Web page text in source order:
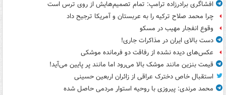
افشاگری برادرزاده ترامپ: تمام تصمیم‌هایش از روی ترس است
چرا محمد صلاح ترکیه را به عربستان و آمریکا ترجیح داد
وقوع انفجار مهیب در مسکو
دست بالای ایران در مذاکرات جاری!
عکس‌های دیده نشده از رفاقت دو فرمانده‌ موشکی
قیمت بنزین مانند موشک بالا می‌رود اما مانند پر پایین می‌آید!
استقبال خاص دخترک عراقی از زائران اربعین حسینی
محمد مرندی: پیروزی با روحیه استوار مردمی حاصل شده